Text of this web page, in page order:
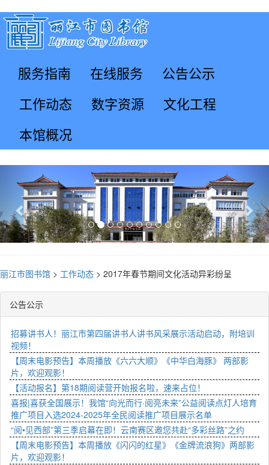
服务指南 在线服务
公告公示
工作动态
数字资源
文化工程
本馆概况
Previous
丽江市图书馆 > 工作动态 > 2017年春节期间文化活动异彩纷呈
公告公示
招募讲书人！丽江市第四届讲书人讲书风采展示活动启动，附培训
视频！
【周末电影预告】本周播放《六六大顺》《中华白海豚》 两部影
片，欢迎观影！
【活动报名】第18期阅读营开始报名啦，速来占位！
喜报|喜获全国展示！我馆“向光而行·阅亮未来”公益阅读点灯人培育
推广项目入选2024-2025年全民阅读推广项目展示名单
“阅•见西部”第三季启幕在即！云南赛区邀您共赴“多彩丝路”之约
【周末电影预告】本周播放《闪闪的红星》《金牌流浪狗》两部影
片，欢迎观影！